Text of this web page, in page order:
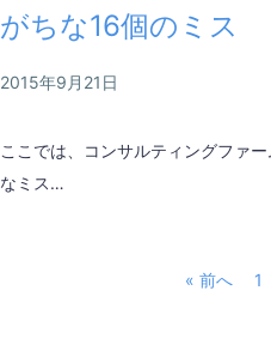
がちな16個のミス
2015年9月21日
ここでは、コンサルティングファ
なミス…
« 前へ 1